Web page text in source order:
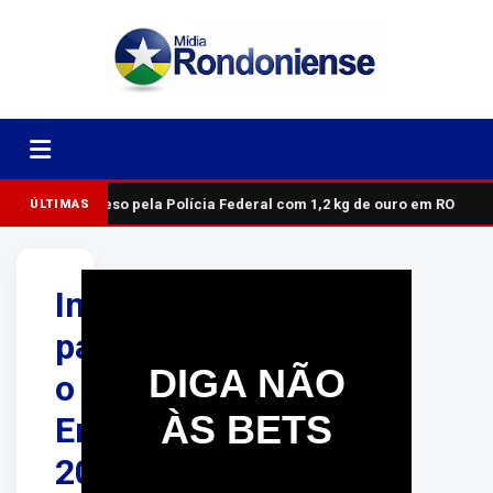
ÚLTIMAS
Homem é preso pela Polícia Federal com 1,2 kg de ouro em RO
Inscrições
para
o
Enem
2026
DIGA NÃO
ÀS BETS